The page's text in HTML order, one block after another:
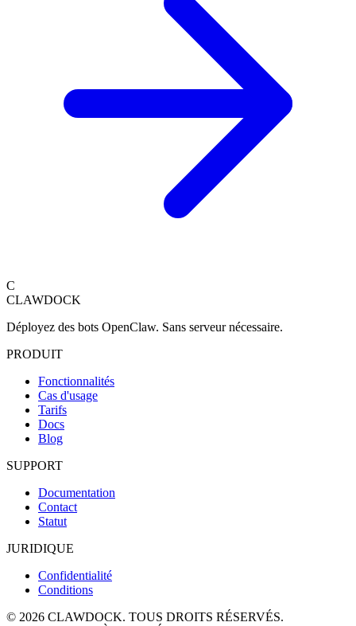
C
CLAWDOCK
Déployez des bots OpenClaw. Sans serveur nécessaire.
PRODUIT
Fonctionnalités
Cas d'usage
Tarifs
Docs
Blog
SUPPORT
Documentation
Contact
Statut
JURIDIQUE
Confidentialité
Conditions
© 2026 CLAWDOCK. TOUS DROITS RÉSERVÉS.